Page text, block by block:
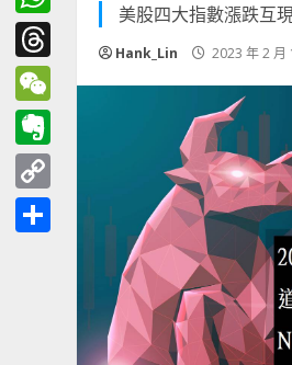
美股四大指數漲跌互
Hank_Lin 2023 年 2 月
WhatsApp
Threads
WeChat
Evernote
Copy